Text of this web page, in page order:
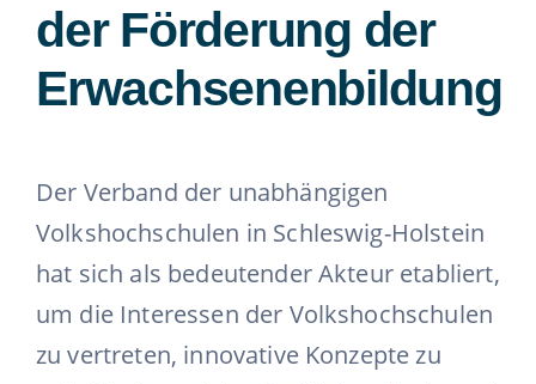
der Förderung der
Erwachsenenbildung
Der Verband der unabhängigen
Volkshochschulen in Schleswig-Holstein
hat sich als bedeutender Akteur etabliert,
um die Interessen der Volkshochschulen
zu vertreten, innovative Konzepte zu